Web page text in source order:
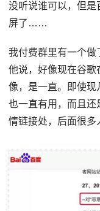
没听说谁可以，但是
屏了……
我付费群里有一个做
他说，好像现在谷
像，是一直。即使现
也一直有用，而且还
情链接处，后面很多